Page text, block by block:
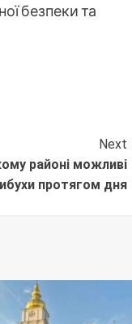
безпеки та
Next
районі можливі
протягом дня